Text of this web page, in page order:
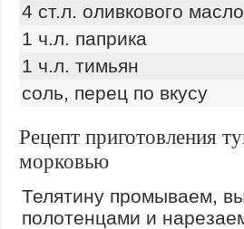
4 ст.л. оливкового масло
1 ч.л. паприка
1 ч.л. тимьян
соль, перец по вкусу
Рецепт приготовления
морковью
Телятину промываем,
полотенцами и